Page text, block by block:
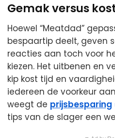
Gemak versus
Hoewel “Meatdad”
bespaartip deelt, geven
reacties aan toch voor
kiezen. Het uitbenen en
kip kost tijd en
iedereen de voorkeur
weegt de prijsbesparing
tips van de slager een